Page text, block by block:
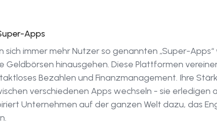
Apps
sich immer mehr Nutzer so genannten „Super-
hinausgehen. Diese Plattformen
Bezahlen und Finanzmanagement. Ihre
verschiedenen Apps wechseln - sie erledigen
Unternehmen auf der ganzen Welt dazu, das